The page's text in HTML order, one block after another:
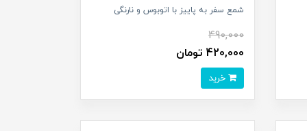
شمع سفر به پاییز با اتوبوس و نارنگی
490,000
420,000 تومان